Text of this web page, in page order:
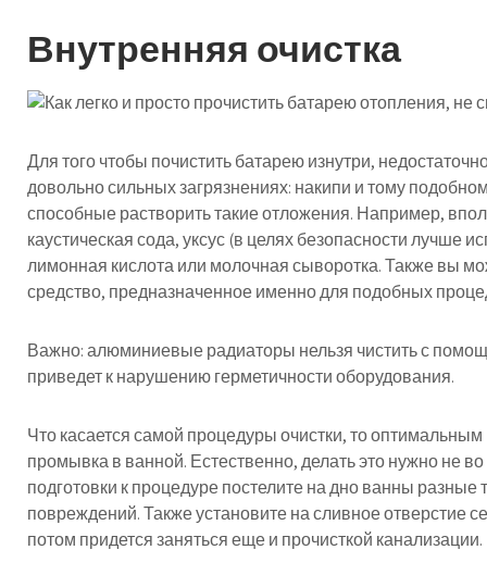
Внутренняя очистка
Для того чтобы почистить батарею изнутри,
довольно сильных загрязнениях: накипи и тому
способные растворить такие отложения. Например,
каустическая сода, уксус (в целях безопасности лучше
лимонная кислота или молочная сыворотка. Также вы
средство, предназначенное именно для подобных
Важно: алюминиевые радиаторы нельзя чистить с
приведет к нарушению герметичности оборудования.
Что касается самой процедуры очистки, то
промывка в ванной. Естественно, делать это нужно не
подготовки к процедуре постелите на дно ванны разные
повреждений. Также установите на сливное отверстие
потом придется заняться еще и прочисткой канализации.